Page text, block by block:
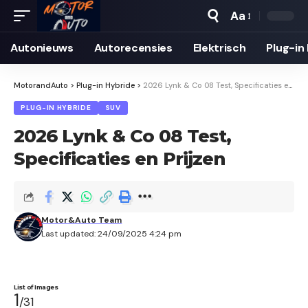
Aa
Autonieuws Auto­recensies Elektrisch Plug-in
MotorandAuto > Plug-in Hybride > 2026 Lynk & Co 08 Test, Specificaties en Prijzen
PLUG-IN HYBRIDE SUV
2026 Lynk & Co 08 Test,
Specificaties en Prijzen
Last updated: 24/09/2025 4:24 pm
Motor&Auto Team
List of Images
1/31